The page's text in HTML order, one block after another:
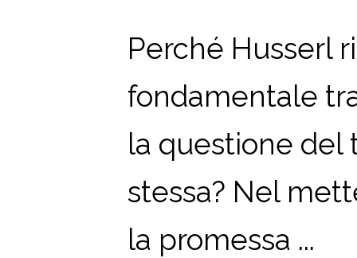
Perché Husserl
fondamentale
la questione del
stessa? Nel
la promessa ...